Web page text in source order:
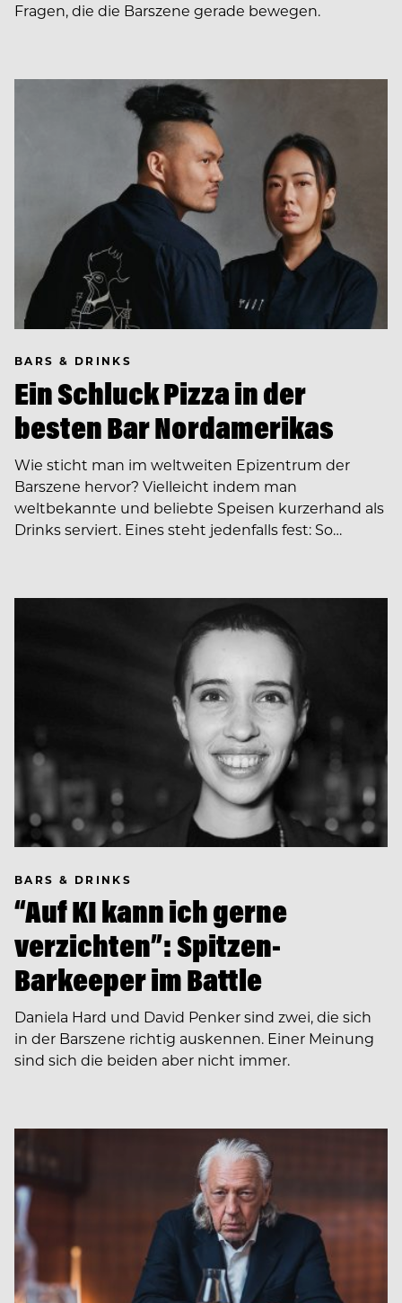
Fragen, die die Barszene gerade bewegen.
BARS & DRINKS
Ein Schluck Pizza in der
besten Bar Nordamerikas
Wie sticht man im weltweiten Epizentrum der
Barszene hervor? Vielleicht indem man
weltbekannte und beliebte Speisen kurzerhand als
Drinks serviert. Eines steht jedenfalls fest: So…
BARS & DRINKS
“Auf KI kann ich gerne
verzichten”: Spitzen-
Barkeeper im Battle
Daniela Hard und David Penker sind zwei, die sich
in der Barszene richtig auskennen. Einer Meinung
sind sich die beiden aber nicht immer.